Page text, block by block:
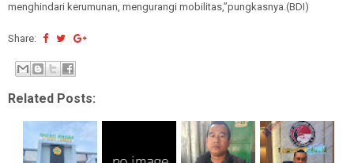
menghindari kerumunan, mengurangi mobilitas,”pungkasnya.(BDI)
Share:
Related Posts: